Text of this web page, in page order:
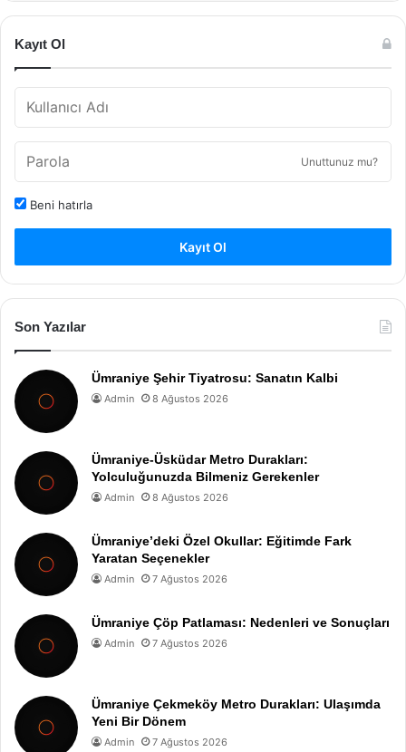
Kayıt Ol
Unuttunuz mu?
Beni hatırla
Kayıt Ol
Son Yazılar
Ümraniye Şehir Tiyatrosu: Sanatın Kalbi
Admin 8 Ağustos 2026
Ümraniye-Üsküdar Metro Durakları:
Yolculuğunuzda Bilmeniz Gerekenler
Admin 8 Ağustos 2026
Ümraniye’deki Özel Okullar: Eğitimde Fark
Yaratan Seçenekler
Admin 7 Ağustos 2026
Ümraniye Çöp Patlaması: Nedenleri ve Sonuçları
Admin 7 Ağustos 2026
Ümraniye Çekmeköy Metro Durakları: Ulaşımda
Yeni Bir Dönem
Admin 7 Ağustos 2026